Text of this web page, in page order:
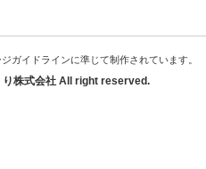
ガイドラインに準じて制作されています。
株式会社 All right reserved.